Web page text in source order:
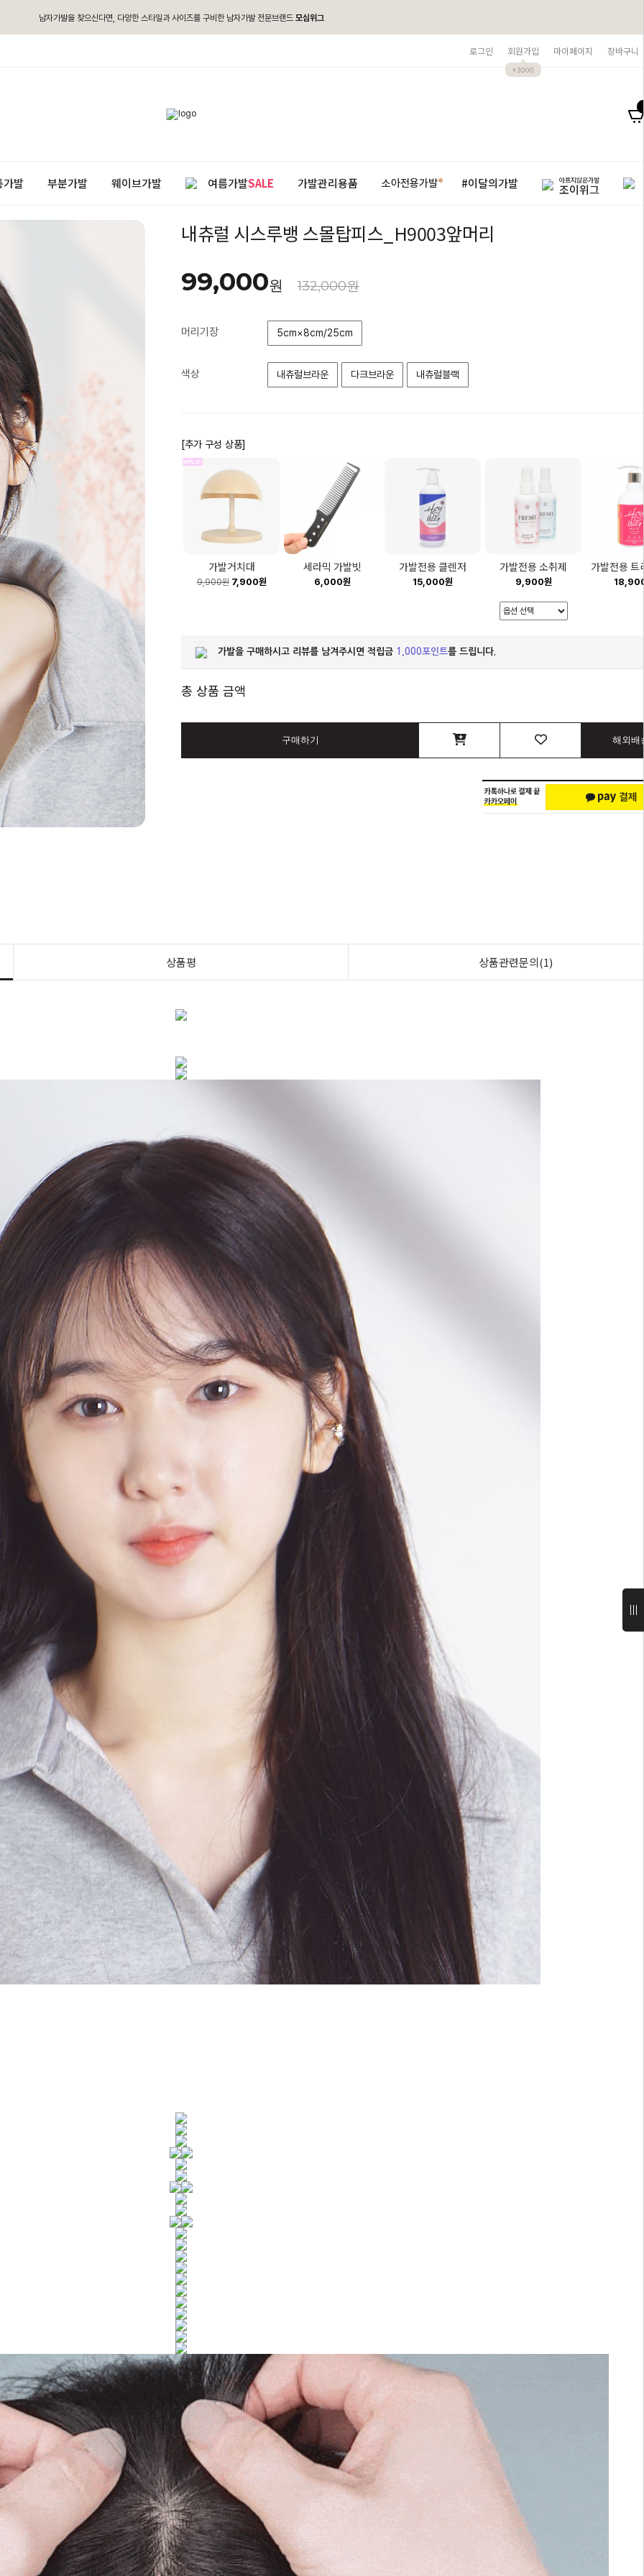
남자가발을 찾으신다면, 다양한 스타일과 사이즈를 구비한 남자가발 전문브랜드 모심위그
로그인 회원가입
+3000
마이페이지 장바구니
가발 부분가발 웨이브가발 여름가발SALE 가발관리용품 소아전용가발 #이달의가발 아프지않은가발
조이위그
내츄럴 시스루뱅 스몰탑피스_H9003앞머리
99,000원 132,000원
머리기장 5cm×8cm/25cm
색상 내츄럴브라운 다크브라운 내츄럴블랙
[추가 구성 상품]
가발거치대
9,900원7,900원
세라믹 가발빗
6,000원
가발전용 클렌저
15,000원
가발전용 소취제
9,900원
가발전용 트
가발을 구매하시고 리뷰를 남겨주시면 적립금 1,000포인트를 드립니다.
총 상품 금액
구매하기 해외배
상품평 상품관련문의(1)